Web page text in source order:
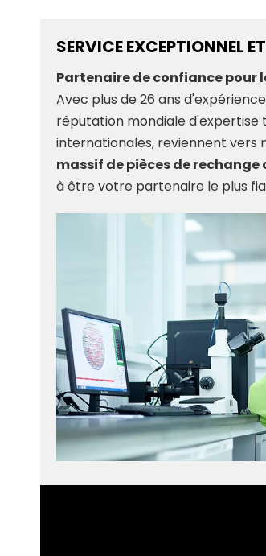
SERVICE EXCEPTIONNEL
Partenaire de confiance pour
Avec plus de 26 ans
réputation mondiale d'expertise
internationales, reviennent vers
massif de pièces de
à être votre partenaire le plus